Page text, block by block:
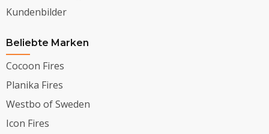
Kundenbilder
Beliebte Marken
Cocoon Fires
Planika Fires
Westbo of Sweden
Icon Fires